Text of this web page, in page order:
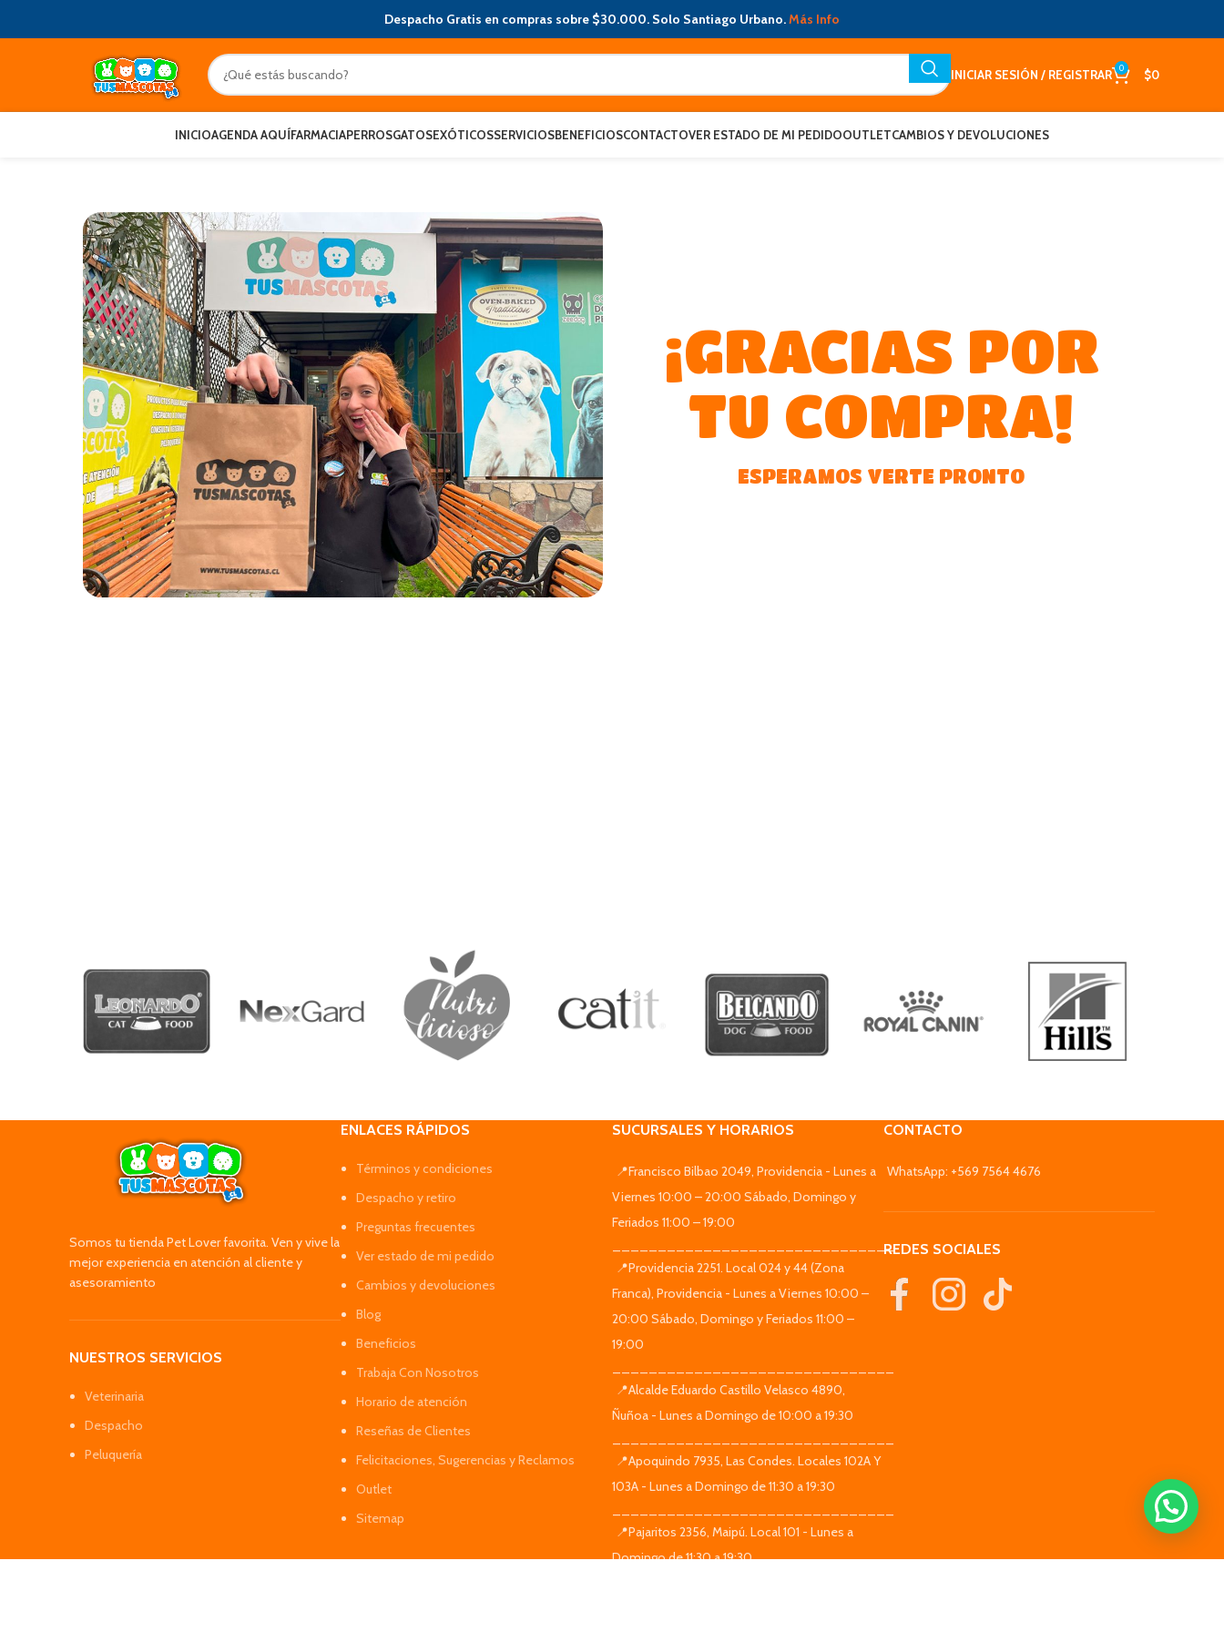
Despacho Gratis en compras sobre $30.000. Solo Santiago Urbano.Más Info
INICIAR SESIÓN / REGISTRAR 0 $0
INICIOAGENDA AQUÍFARMACIAPERROSGATOSEXÓTICOSSERVICIOSBENEFICIOSCONTACTOVER ESTADO DE MI PEDIDOOUTLETCAMBIOS Y DEVOLUCIONES
¡GRACIAS POR
TU COMPRA!
ESPERAMOS VERTE PRONTO
Somos tu tienda Pet Lover favorita. Ven y vive la
mejor experiencia en atención al cliente y
asesoramiento
NUESTROS SERVICIOS
Veterinaria
Despacho
Peluquería
ENLACES RÁPIDOS
Términos y condiciones
Despacho y retiro
Preguntas frecuentes
Ver estado de mi pedido
Cambios y devoluciones
Blog
Beneficios
Trabaja Con Nosotros
Horario de atención
Reseñas de Clientes
Felicitaciones, Sugerencias y Reclamos
Outlet
Sitemap
SUCURSALES Y HORARIOS
📍Francisco Bilbao 2049, Providencia - Lunes a
Viernes 10:00 – 20:00 Sábado, Domingo y
Feriados 11:00 – 19:00
_______________________________
📍Providencia 2251. Local 024 y 44 (Zona
Franca), Providencia - Lunes a Viernes 10:00 –
20:00 Sábado, Domingo y Feriados 11:00 –
19:00
📍Alcalde Eduardo Castillo Velasco 4890,
Ñuñoa - Lunes a Domingo de 10:00 a 19:30
📍Apoquindo 7935, Las Condes. Locales 102A Y
103A - Lunes a Domingo de 11:30 a 19:30
📍Pajaritos 2356, Maipú. Local 101 - Lunes a
Domingo de 11:30 a 19:30
CONTACTO
WhatsApp: +569 7564 4676
REDES SOCIALES